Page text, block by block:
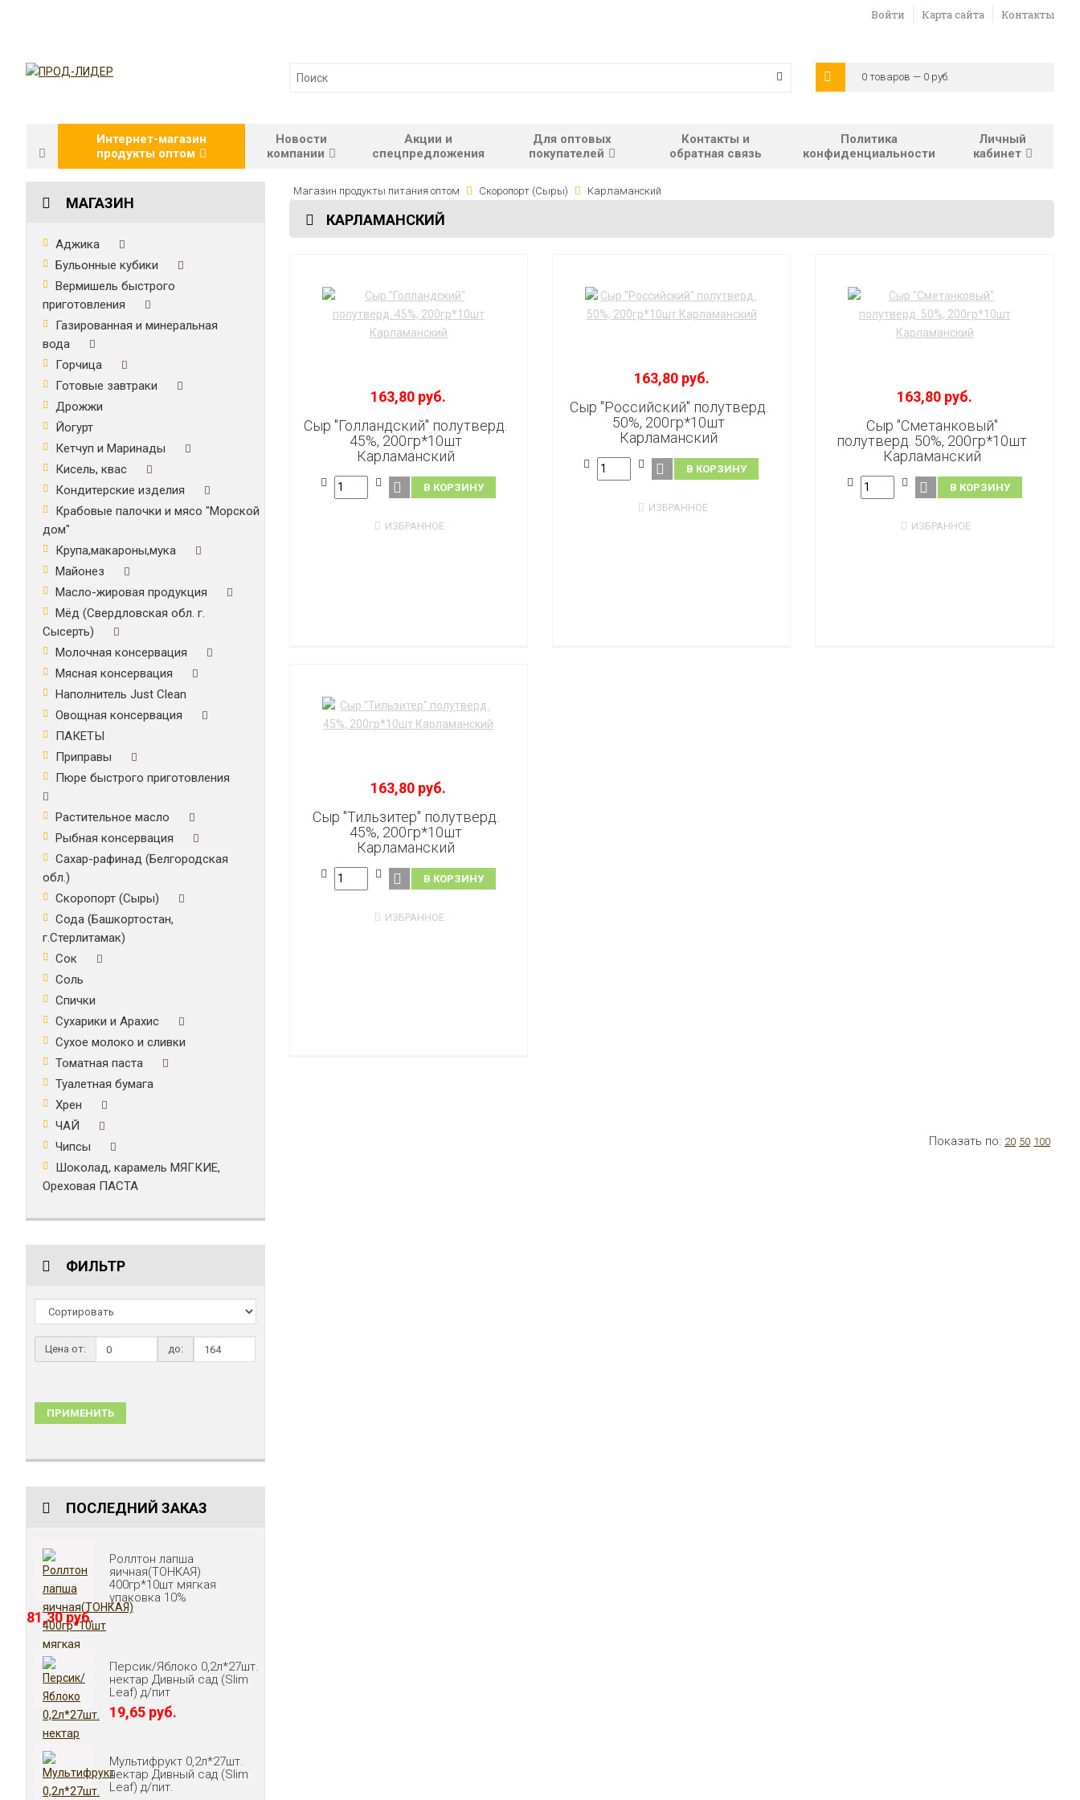
Войти Карта сайта Контакты
0 товаров — 0 руб.
Интернет-магазин
продукты оптом
Новости
компании
Акции и
спецпредложения
Для оптовых
покупателей
Контакты и
обратная связь
Политика
конфиденциальности
Личный
кабинет
МАГАЗИН
Аджика
Бульонные кубики
Вермишель быстрого
приготовления
Газированная и минеральная
вода
Горчица
Готовые завтраки
Дрожжи
Йогурт
Кетчуп и Маринады
Кисель, квас
Кондитерские изделия
Крабовые палочки и мясо "Морской
дом"
Крупа,макароны,мука
Майонез
Масло-жировая продукция
Мёд (Свердловская обл. г.
Сысерть)
Молочная консервация
Мясная консервация
Наполнитель Just Clean
Овощная консервация
ПАКЕТЫ
Приправы
Пюре быстрого приготовления
Растительное масло
Рыбная консервация
Сахар-рафинад (Белгородская
обл.)
Скоропорт (Сыры)
Сода (Башкортостан,
г.Стерлитамак)
Сок
Соль
Спички
Сухарики и Арахис
Сухое молоко и сливки
Томатная паста
Туалетная бумага
Хрен
ЧАЙ
Чипсы
Шоколад, карамель МЯГКИЕ,
Ореховая ПАСТА
ФИЛЬТР
Цена от: до:
ПРИМЕНИТЬ
ПОСЛЕДНИЙ ЗАКАЗ
Роллтон лапша
яичная(ТОНКАЯ)
400гр*10шт мягкая
упаковка 10%
81,30 руб.
Персик/Яблоко 0,2л*27шт.
нектар Дивный сад (Slim
Leaf) д/пит
19,65 руб.
Мультифрукт 0,2л*27шт.
нектар Дивный сад (Slim
Leaf) д/пит.
Магазин продукты питания оптом Скоропорт (Сыры) Карламанский
КАРЛАМАНСКИЙ
163,80 руб.
Сыр "Голландский" полутверд.
45%, 200гр*10шт
Карламанский
В КОРЗИНУ
ИЗБРАННОЕ
163,80 руб.
Сыр "Российский" полутверд.
50%, 200гр*10шт
Карламанский
В КОРЗИНУ
ИЗБРАННОЕ
163,80 руб.
Сыр "Сметанковый"
полутверд. 50%, 200гр*10шт
Карламанский
В КОРЗИНУ
ИЗБРАННОЕ
163,80 руб.
Сыр "Тильзитер" полутверд.
45%, 200гр*10шт
Карламанский
В КОРЗИНУ
ИЗБРАННОЕ
Показать по: 20 50 100